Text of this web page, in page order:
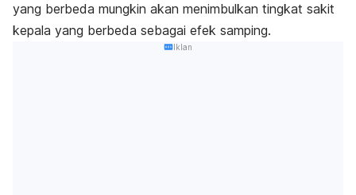
yang berbeda mungkin akan menimbulkan tingkat sakit
kepala yang berbeda sebagai efek samping.
Iklan